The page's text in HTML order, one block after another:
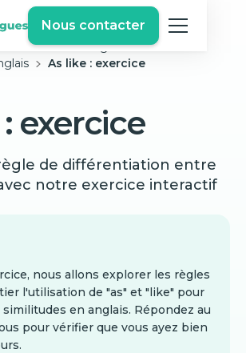
Nous contacter
Exercices Anglais Gratuits
As like : exercice
exercice
de différentiation entre
notre exercice interactif
nous allons explorer les règles
l'utilisation de "as" et "like" pour
en anglais. Répondez au
pour vérifier que vous ayez bien